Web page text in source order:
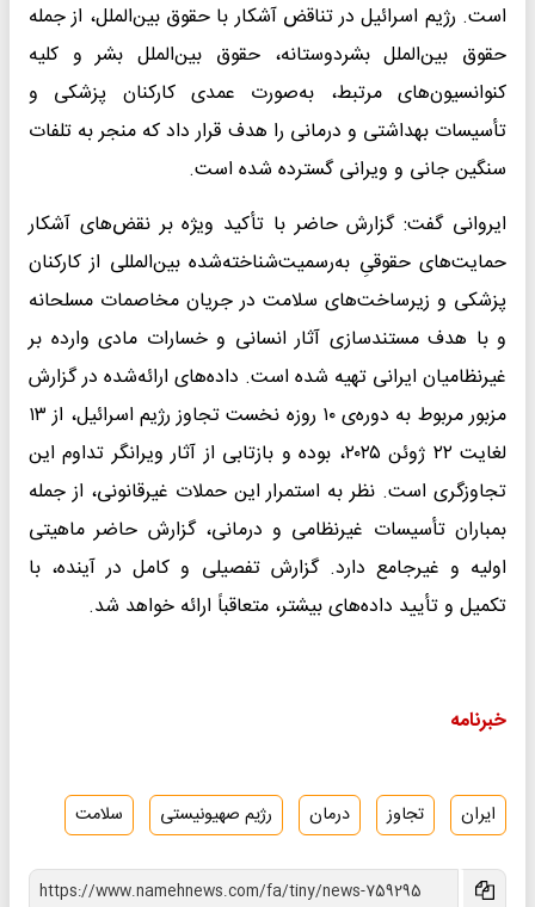
است. رژیم اسرائیل در تناقض آشکار با حقوق بین‌الملل، از جمله
حقوق بین‌الملل بشردوستانه، حقوق بین‌الملل بشر و کلیه
کنوانسیون‌های مرتبط، به‌صورت عمدی کارکنان پزشکی و
تأسیسات بهداشتی و درمانی را هدف قرار داد که منجر به تلفات
سنگین جانی و ویرانی گسترده شده است.
ایروانی گفت: گزارش حاضر با تأکید ویژه بر نقض‌های آشکار
حمایت‌های حقوقیِ به‌رسمیت‌شناخته‌شده‌ بین‌المللی از کارکنان
پزشکی و زیرساخت‌های سلامت در جریان مخاصمات مسلحانه
و با هدف مستندسازی آثار انسانی و خسارات مادی وارده بر
غیرنظامیان ایرانی تهیه شده است. داده‌های ارائه‌شده در گزارش
مزبور مربوط به دوره‌ی ۱۰ روزه‌ نخست تجاوز رژیم اسرائیل، از ۱۳
لغایت ۲۲ ژوئن ۲۰۲۵، بوده و بازتابی از آثار ویرانگر تداوم این
تجاوزگری است. نظر به استمرار این حملات غیرقانونی، از جمله
بمباران تأسیسات غیرنظامی و درمانی، گزارش حاضر ماهیتی
اولیه و غیرجامع دارد. گزارش تفصیلی و کامل در آینده، با
تکمیل و تأیید داده‌های بیشتر، متعاقباً ارائه خواهد شد.
خبرنامه
ایران تجاوز درمان رژیم صهیونیستی سلامت